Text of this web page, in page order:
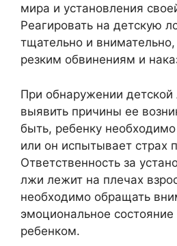
мира и установления
Реагировать на детскую
тщательно и
резким обвинениям и
При обнаружении
выявить причины ее
быть, ребенку
или он испытывает страх
Ответственность за
лжи лежит на плечах
необходимо обращать
эмоциональное
ребенком.